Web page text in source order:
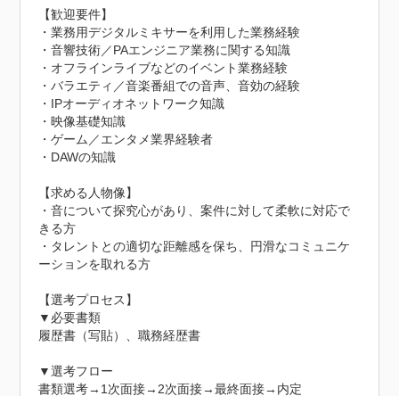
【歓迎要件】
・業務用デジタルミキサーを利用した業務経験
・音響技術／PAエンジニア業務に関する知識
・オフラインライブなどのイベント業務経験
・バラエティ／音楽番組での音声、音効の経験
・IPオーディオネットワーク知識
・映像基礎知識
・ゲーム／エンタメ業界経験者
・DAWの知識
【求める人物像】
・音について探究心があり、案件に対して柔軟に対応で
きる方
・タレントとの適切な距離感を保ち、円滑なコミュニケ
ーションを取れる方
【選考プロセス】
▼必要書類
履歴書（写貼）、職務経歴書
▼選考フロー
書類選考→1次面接→2次面接→最終面接→内定